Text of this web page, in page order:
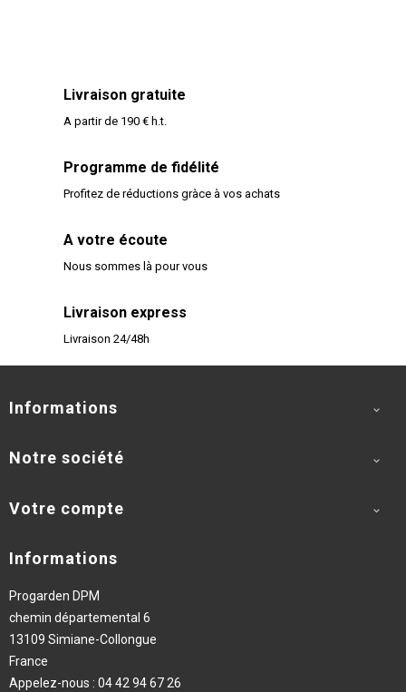
Livraison gratuite
A partir de 190 € h.t.
Programme de fidélité
Profitez de réductions gràce à vos achats
A votre écoute
Nous sommes là pour vous
Livraison express
Livraison 24/48h
Informations 
Notre société 
Votre compte 
Informations
Progarden DPM
chemin départemental 6
13109 Simiane-Collongue
France
Appelez-nous : 04 42 94 67 26